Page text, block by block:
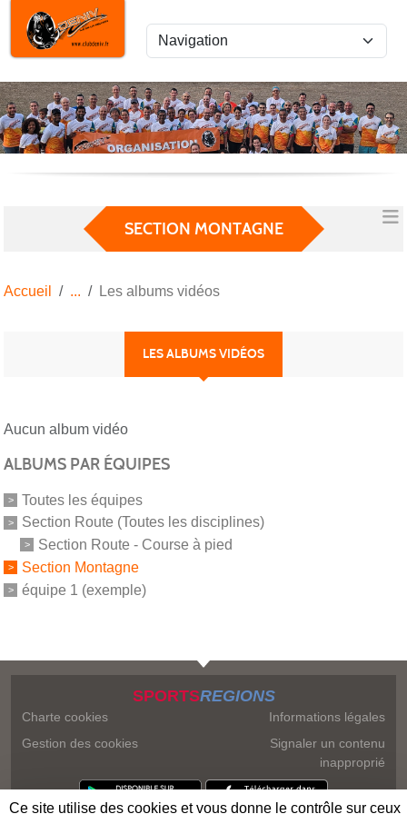
SECTION MONTAGNE
Accueil Les albums vidéos
LES ALBUMS VIDÉOS
Aucun album vidéo
ALBUMS PAR ÉQUIPES
Toutes les équipes
Section Route (Toutes les disciplines)
Section Route - Course à pied
Section Montagne
équipe 1 (exemple)
SPORTSREGIONS
Charte cookies
Gestion des cookies
Informations légales
Signaler un contenu
inapproprié
Panneau de gestion des cookies
Ce site utilise des cookies et vous donne le contrôle sur ceux